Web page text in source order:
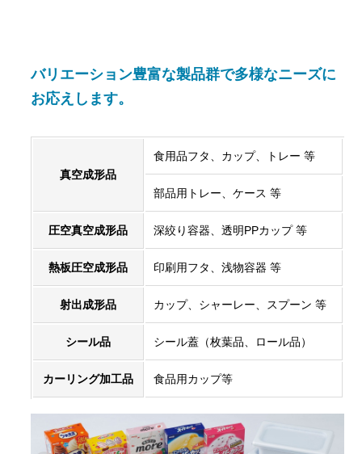
バリエーション豊富な製品群で多様なニーズに
お応えします。
真空成形品
食用品フタ、カップ、トレー 等
部品用トレー、ケース 等
圧空真空成形品 深絞り容器、透明PPカップ 等
熱板圧空成形品 印刷用フタ、浅物容器 等
射出成形品 カップ、シャーレー、スプーン 等
シール品 シール蓋（枚葉品、ロール品）
カーリング加工品 食品用カップ等